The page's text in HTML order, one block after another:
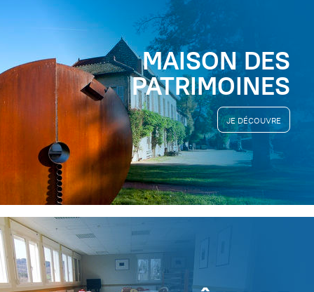
MAISON DES
PATRIMOINES
JE DÉCOUVRE